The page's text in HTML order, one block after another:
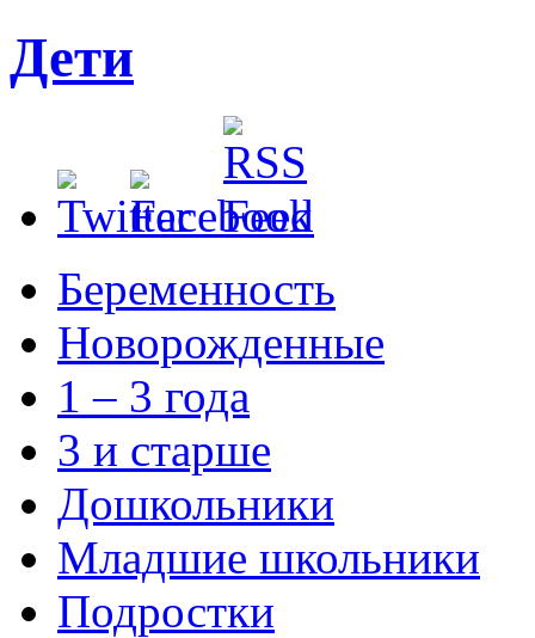
Дети
Беременность
Новорожденные
1 – 3 года
3 и старше
Дошкольники
Младшие школьники
Подростки